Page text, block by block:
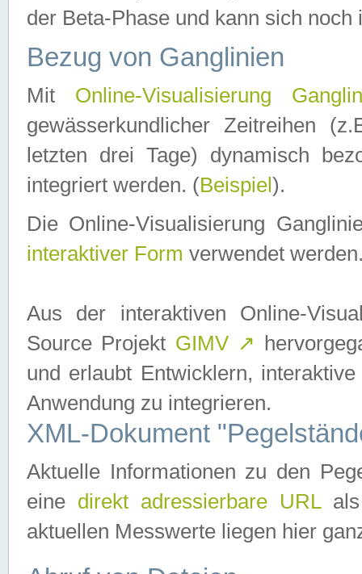
der Beta-Phase und kann sich noch
Bezug von Ganglinien
Mit Online-Visualisierung
gewässerkundlicher Zeitreihen
letzten drei Tage) dynamisch
integriert werden. (Beispiel ).
Die Online-Visualisierung
interaktiver Form verwendet
Aus der interaktiven Online-
Source Projekt GIMV ↗
und erlaubt Entwicklern,
Anwendung zu integrieren.
XML-Dokument
Aktuelle Informationen zu den
eine direkt adressierbare URLals
aktuellen Messwerte liegen hier